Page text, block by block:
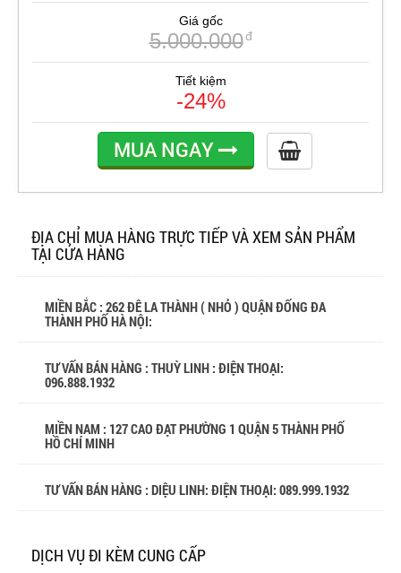
Giá gốc
5.000.000đ
Tiết kiệm
-24%
MUA NGAY
ĐỊA CHỈ MUA HÀNG TRỰC TIẾP VÀ XEM SẢN PHẨM
TẠI CỬA HÀNG
MIỀN BẮC : 262 ĐÊ LA THÀNH ( NHỎ ) QUẬN ĐỐNG ĐA
THÀNH PHỐ HÀ NỘI:
TƯ VẤN BÁN HÀNG : THUỲ LINH : ĐIỆN THOẠI:
096.888.1932
MIỀN NAM : 127 CAO ĐẠT PHƯỜNG 1 QUẬN 5 THÀNH PHỐ
HỒ CHÍ MINH
TƯ VẤN BÁN HÀNG : DIỆU LINH: ĐIỆN THOẠI: 089.999.1932
DỊCH VỤ ĐI KÈM CUNG CẤP